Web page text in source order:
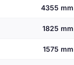
4355 mm
1825 mm
1575 mm